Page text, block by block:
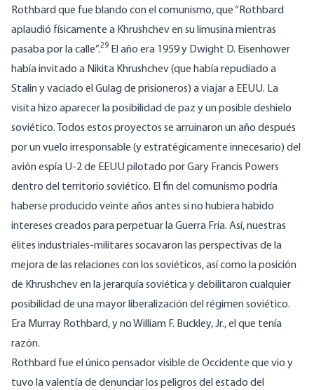
Rothbard que fue blando con el comunismo, que “Rothbard
aplaudió físicamente a Khrushchev en su limusina mientras
pasaba por la calle”.29 El año era 1959 y Dwight D. Eisenhower
había invitado a Nikita Khrushchev (que había repudiado a
Stalin y vaciado el Gulag de prisioneros) a viajar a EEUU. La
visita hizo aparecer la posibilidad de paz y un posible deshielo
soviético. Todos estos proyectos se arruinaron un año después
por un vuelo irresponsable (y estratégicamente innecesario) del
avión espía U-2 de EEUU pilotado por Gary Francis Powers
dentro del territorio soviético. El fin del comunismo podría
haberse producido veinte años antes si no hubiera habido
intereses creados para perpetuar la Guerra Fría. Así, nuestras
élites industriales-militares socavaron las perspectivas de la
mejora de las relaciones con los soviéticos, así como la posición
de Khrushchev en la jerarquía soviética y debilitaron cualquier
posibilidad de una mayor liberalización del régimen soviético.
Era Murray Rothbard, y no William F. Buckley, Jr., el que tenía
razón.
Rothbard fue el único pensador visible de Occidente que vio y
tuvo la valentía de denunciar los peligros del estado del